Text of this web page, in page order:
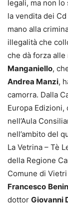
legali, ma non lo
la vendita dei
mano alla
illegalità che
che dà forza alle
Manganiello,
Andrea Manzi,
camorra. Dalla
Europa
nell’Aula
nell’ambito del
La Vetrina – Tè
della Regione
Comune di
Francesco
dottor Giovanni